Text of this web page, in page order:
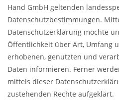
Hand GmbH geltenden
Datenschutzbestimmungen.
Datenschutzerklärung möchte
Öffentlichkeit über Art, Umfang
erhobenen, genutzten und
Daten informieren. Ferner
mittels dieser
zustehenden Rechte aufgeklärt.